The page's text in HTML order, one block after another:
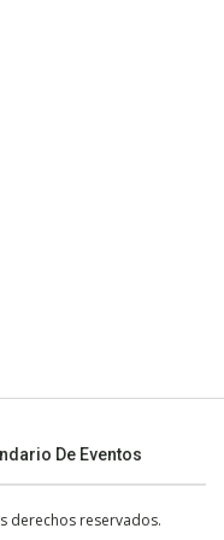
De Eventos
derechos reservados.